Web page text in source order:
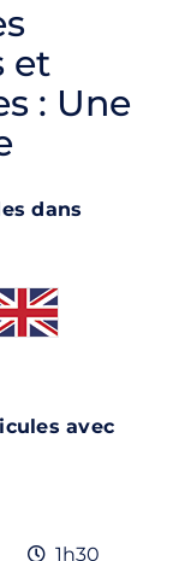
et
: Une
dans
avec
1h30